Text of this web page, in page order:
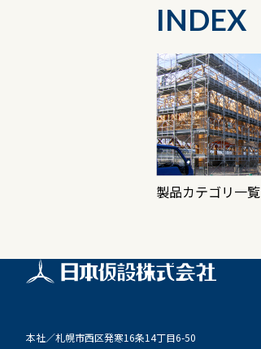
INDEX
製品カテゴリ一覧
本社／札幌市西区発寒16条14丁目6-50